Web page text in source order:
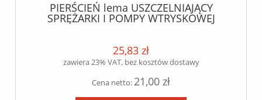
PIERŚCIEŃ lema USZCZELNIAJĄCY
SPRĘŻARKI I POMPY WTRYSKOWEJ
SCANIA SERIA 4 MOT. DC 9/DC 11/DC-DT
25,83 zł
zawiera 23% VAT, bez kosztów dostawy
Cena netto: 21,00 zł